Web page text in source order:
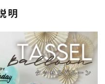
明